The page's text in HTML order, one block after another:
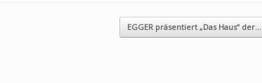
EGGER präsentiert „Das Haus“ der…